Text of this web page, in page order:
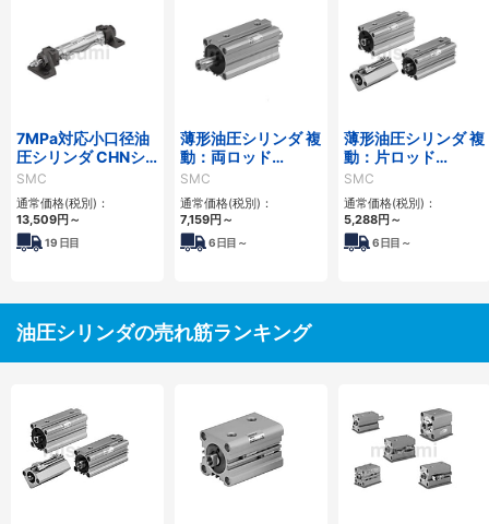
7MPa対応小口径油
圧シリンダ CHNシ
リーズ
SMC
通常価格(税別)：
13,509円～
19 日目
薄形油圧シリンダ 複
動：両ロッド
CH□QWBシリーズ
SMC
通常価格(税別)：
7,159円～
6日目～
薄形油圧シリンダ 複
動：片ロッド
CH□QBシリーズ
SMC
通常価格(税別)：
5,288円～
6日目～
油圧シリンダの売れ筋ランキング